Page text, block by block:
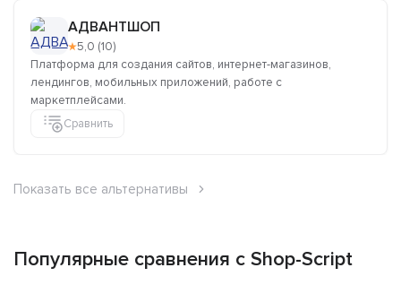
АДВАНТШОП
★5,0 (10)
Платформа для создания сайтов, интернет-магазинов,
лендингов, мобильных приложений, работе с
маркетплейсами.
Сравнить
Показать все альтернативы
Популярные сравнения с Shop-Script